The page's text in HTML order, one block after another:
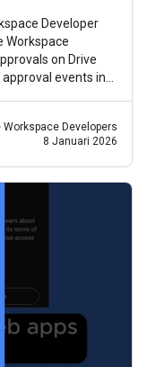
Developer
Workspace
on Drive
events in
Workspace Developers
8 Januari 2026